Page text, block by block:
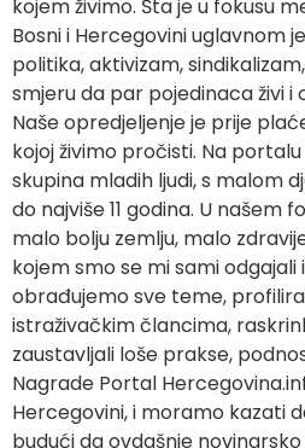
kojem živimo. Šta je u fokusu
Bosni i Hercegovini uglavnom
politika, aktivizam,
smjeru da par pojedinaca živi i
Naše opredjeljenje je prije
kojoj živimo pročisti. Na
skupina mladih ljudi, s malom
do najviše 11 godina. U našem
malo bolju zemlju, malo
kojem smo se mi sami odgajali
obrađujemo sve teme,
istraživačkim člancima,
zaustavljali loše prakse,
Nagrade Portal
Hercegovini, i moramo kazati
budući da ovdašnje novinarsko